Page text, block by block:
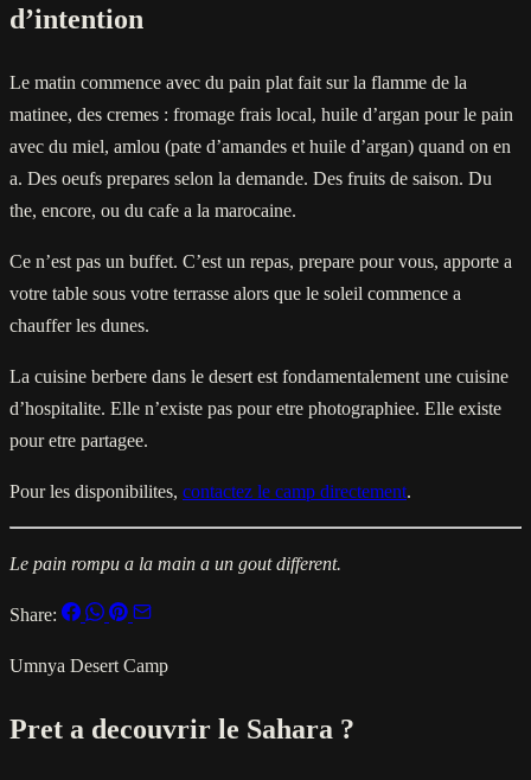
d’intention
Le matin commence avec du pain plat fait sur la flamme de la
matinee, des cremes : fromage frais local, huile d’argan pour le pain
avec du miel, amlou (pate d’amandes et huile d’argan) quand on en
a. Des oeufs prepares selon la demande. Des fruits de saison. Du
the, encore, ou du cafe a la marocaine.
Ce n’est pas un buffet. C’est un repas, prepare pour vous, apporte a
votre table sous votre terrasse alors que le soleil commence a
chauffer les dunes.
La cuisine berbere dans le desert est fondamentalement une cuisine
d’hospitalite. Elle n’existe pas pour etre photographiee. Elle existe
pour etre partagee.
Pour les disponibilites, contactez le camp directement.
Le pain rompu a la main a un gout different.
Share:
Umnya Desert Camp
Pret a decouvrir le Sahara ?